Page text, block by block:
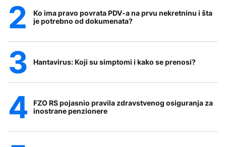
Ko ima pravo povrata PDV-a na prvu nekretninu i šta
je potrebno od dokumenata?
Hantavirus: Koji su simptomi i kako se prenosi?
FZO RS pojasnio pravila zdravstvenog osiguranja za
inostrane penzionere